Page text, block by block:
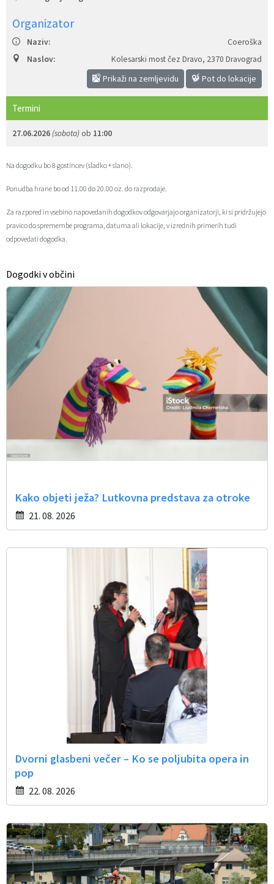
Organizator
Naziv:
Coeroška
Naslov:
Kolesarski most čez Dravo, 2370 Dravograd
Prikaži na zemljevidu Pot do lokacije
Termini
27.06.2026 (sobota) ob 11:00
Na dogodku bo 8 gostincev (sladko + slano).
Ponudba hrane bo od 11.00 do 20.00 oz. do razprodaje.
Za razpored in vsebino napovedanih dogodkov odgovarjajo organizatorji, ki si pridržujejo
pravico do spremembe programa, datuma ali lokacije, v izrednih primerih tudi
odpovedati dogodka.
Dogodki v občini
Kako objeti ježa? Lutkovna predstava za otroke
21. 08. 2026
Dvorni glasbeni večer – Ko se poljubita opera in
pop
22. 08. 2026
Zaščita prijaviteljev
Katalog informacij javnega značaja
Organigram
Uradne ure
Javni razpisi in objave
Varuhov kotiček
Projekti in investicije
Lokalni program za mladino 2023 – 2028
Občinski časopis
Proračun občine
Izleti in poti
3D model
3D predstavitev občine
Virtualna panorama